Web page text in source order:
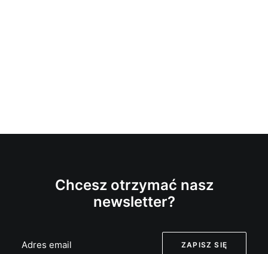
Chcesz otrzymać nasz
newsletter?